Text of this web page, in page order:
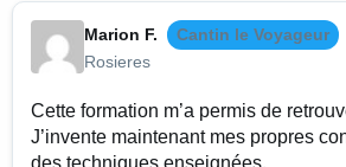
Marion F.
Cantin le Voyageur
Rosieres
Cette formation m’a permis de
J’invente maintenant mes propres
des techniques enseignées.